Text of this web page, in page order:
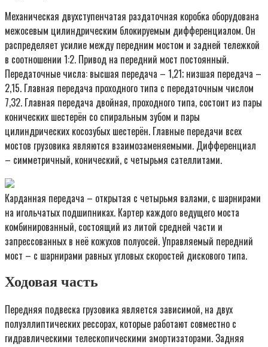
Механическая двухступенчатая раздаточная коробка оборудована
межосевым цилиндрическим блокируемым дифференциалом. Он
распределяет усилие между передним мостом и задней тележкой
в соотношении 1:2. Привод на передний мост постоянный.
Передаточные числа: высшая передача – 1,21; низшая передача –
2,15. Главная передача проходного типа с передаточным числом
7,32. Главная передача двойная, проходного типа, состоит из пары
конических шестерён со спиральным зубом и пары
цилиндрических косозубых шестерён. Главные передачи всех
мостов грузовика являются взаимозаменяемыми. Дифференциал
– симметричный, конический, с четырьмя сателлитами.
Карданная передача – открытая с четырьмя валами, с шарнирами
на игольчатых подшипниках. Картер каждого ведущего моста
комбинированный, состоящий из литой средней части и
запрессованных в неё кожухов полуосей. Управляемый передний
мост – с шарнирами равных угловых скоростей дискового типа.
Ходовая часть
Передняя подвеска грузовика является зависимой, на двух
полуэллиптических рессорах, которые работают совместно с
гидравлическими телескопическими амортизаторами. Задняя